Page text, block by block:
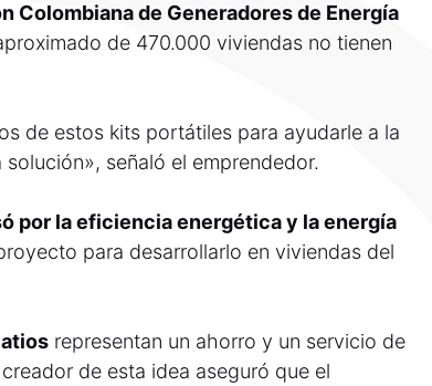
Colombiana de Generadores de Energía
de 470.000 viviendas no tienen
de estos kits portátiles para ayudarle a la
señaló el emprendedor.
por la eficiencia energética y la energía
para desarrollarlo en viviendas del
representan un ahorro y un servicio de
de esta idea aseguró que el